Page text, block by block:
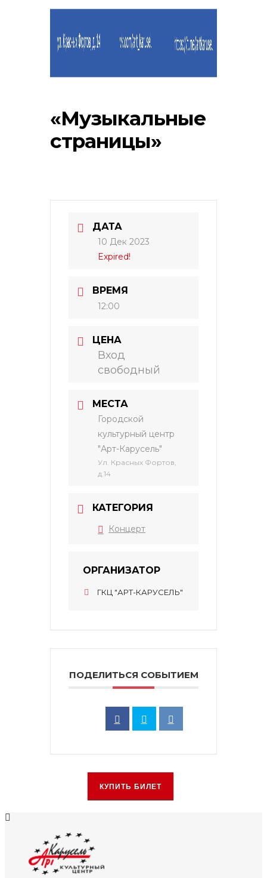
«Музыкальные
страницы»
ДАТА
10 Дек 2023
Expired!
ВРЕМЯ
12:00
ЦЕНА
Вход
свободный
МЕСТА
Городской
культурный центр
"Арт-Карусель"
Ул. Красных Фортов,
д.14
КАТЕГОРИЯ
Концерт
ОРГАНИЗАТОР
ГКЦ "АРТ-КАРУСЕЛЬ"
ПОДЕЛИТЬСЯ СОБЫТИЕМ
КУПИТЬ БИЛЕТ